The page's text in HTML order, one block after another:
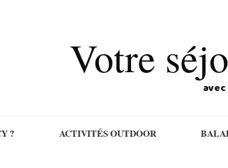
Votre
avec
? ACTIVITÉS OUTDOOR